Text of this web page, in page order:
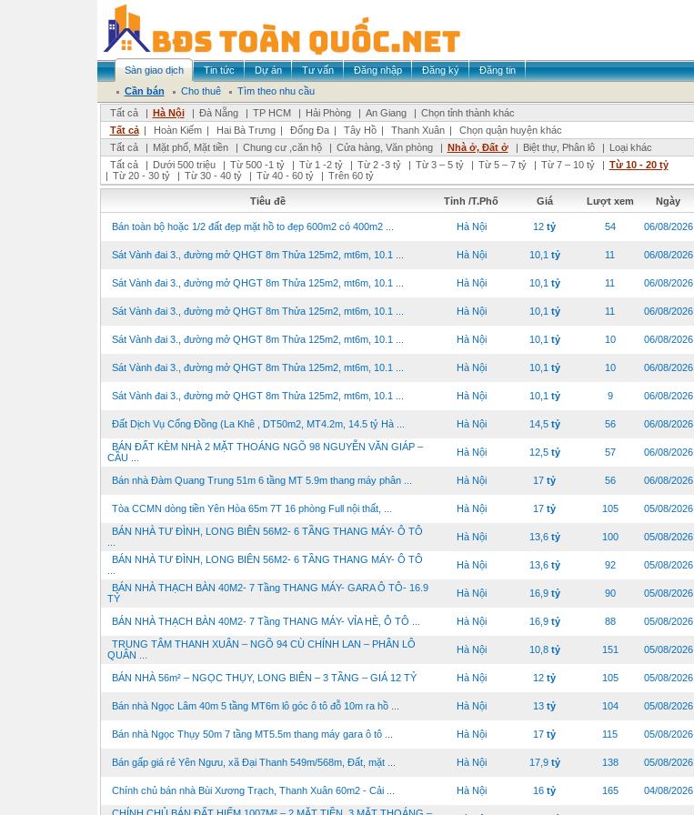
Sàn giao dịch Tin tức Dự án Tư vấn Đăng nhập Đăng ký
Đăng tin
Cần bán
Cho thuê
Tìm theo nhu cầu
Tất cả
| Hà Nội | Đà Nẵng | TP HCM | Hải Phòng | An Giang | Chọn tỉnh thành khác
Tất cả | Hoàn Kiếm | Hai Bà Trưng | Đống Đa | Tây Hồ | Thanh Xuân |
Chọn quận huyện khác
Tất cả
| Mặt phố, Mặt tiền | Chung cư ,căn hộ | Cửa hàng, Văn phòng | Nhà ở, Đất ở | Biệt thự, Phân lô | Loại khác
Tất cả
| Dưới 500 triệu | Từ 500 -1 tỷ | Từ 1 -2 tỷ | Từ 2 -3 tỷ | Từ 3 – 5 tỷ | Từ 5 – 7 tỷ | Từ 7 – 10 tỷ | Từ 10 - 20 tỷ
| Từ 20 - 30 tỷ | Từ 30 - 40 tỷ | Từ 40 - 60 tỷ | Trên 60 tỷ
Tiêu đề Tỉnh /T.Phố Giá Lượt xem Ngày
Bán toàn bộ hoặc 1/2 đất đẹp mặt hồ to đẹp 600m2 có 400m2 ... Hà Nội 12 tỷ 54 06/08/2026
Sát Vành đai 3., đường mở QHGT 8m Thửa 125m2, mt6m, 10.1 ... Hà Nội 10,1 tỷ 11 06/08/2026
Sát Vành đai 3., đường mở QHGT 8m Thửa 125m2, mt6m, 10.1 ... Hà Nội 10,1 tỷ 11 06/08/2026
Sát Vành đai 3., đường mở QHGT 8m Thửa 125m2, mt6m, 10.1 ... Hà Nội 10,1 tỷ 11 06/08/2026
Sát Vành đai 3., đường mở QHGT 8m Thửa 125m2, mt6m, 10.1 ... Hà Nội 10,1 tỷ 10 06/08/2026
Sát Vành đai 3., đường mở QHGT 8m Thửa 125m2, mt6m, 10.1 ... Hà Nội 10,1 tỷ 10 06/08/2026
Sát Vành đai 3., đường mở QHGT 8m Thửa 125m2, mt6m, 10.1 ... Hà Nội 10,1 tỷ 9 06/08/2026
Đất Dịch Vụ Cổng Đồng (La Khê , DT50m2, MT4.2m, 14.5 tỷ Hà ... Hà Nội 14,5 tỷ 56 06/08/2026
BÁN ĐẤT KÈM NHÀ 2 MẶT THOÁNG NGÕ 98 NGUYỄN VĂN GIÁP –
CẦU ...
Hà Nội 12,5 tỷ 57 06/08/2026
Bán nhà Đàm Quang Trung 51m 6 tầng MT 5.9m thang máy phân ... Hà Nội 17 tỷ 56 06/08/2026
Tòa CCMN dòng tiền Yên Hòa 65m 7T 16 phòng Full nội thất, ... Hà Nội 17 tỷ 105 05/08/2026
BÁN NHÀ TƯ ĐÌNH, LONG BIÊN 56M2- 6 TẦNG THANG MÁY- Ô TÔ
Hà Nội 13,6 tỷ 100 05/08/2026
BÁN NHÀ TƯ ĐÌNH, LONG BIÊN 56M2- 6 TẦNG THANG MÁY- Ô TÔ
Hà Nội 13,6 tỷ 92 05/08/2026
BÁN NHÀ THẠCH BÀN 40M2- 7 Tầng THANG MÁY- GARA Ô TÔ- 16.9
TỶ
Hà Nội 16,9 tỷ 90 05/08/2026
BÁN NHÀ THẠCH BÀN 40M2- 7 Tầng THANG MÁY- VỈA HÈ, Ô TÔ ... Hà Nội 16,9 tỷ 88 05/08/2026
TRUNG TÂM THANH XUÂN – NGÕ 94 CÙ CHÍNH LAN – PHÂN LÔ
QUÂN ...
Hà Nội 10,8 tỷ 151 05/08/2026
BÁN NHÀ 56m² – NGỌC THỤY, LONG BIÊN – 3 TẦNG – GIÁ 12 TỶ Hà Nội 12 tỷ 105 05/08/2026
Bán nhà Ngọc Lâm 40m 5 tầng MT6m lô góc ô tô đỗ 10m ra hồ ... Hà Nội 13 tỷ 104 05/08/2026
Bán nhà Ngọc Thụy 50m 7 tầng MT5.5m thang máy gara ô tô ... Hà Nội 17 tỷ 115 05/08/2026
Bán gấp giá rẻ Yên Ngưu, xã Đại Thanh 549m/568m, Đất, mặt ... Hà Nội 17,9 tỷ 138 05/08/2026
Chính chủ bán nhà Bùi Xương Trạch, Thanh Xuân 60m2 - Cải ... Hà Nội 16 tỷ 165 04/08/2026